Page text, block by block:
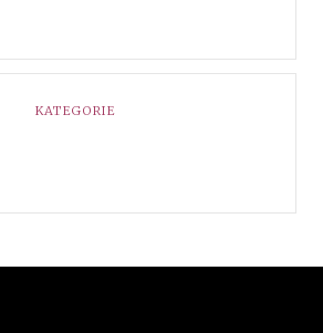
KATEGORIE